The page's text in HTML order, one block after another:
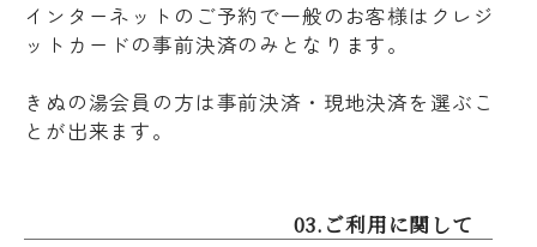
インターネットのご予約で一般のお客様はクレジ
ットカードの事前決済のみとなります。
きぬの湯会員の方は事前決済・現地決済を選ぶこ
とが出来ます。
03.ご利用に関して